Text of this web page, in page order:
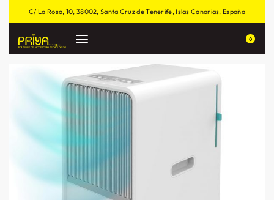
C/ La Rosa, 10, 38002, Santa Cruz de Tenerife, Islas Canarias, España
0